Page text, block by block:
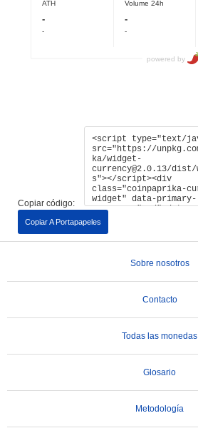
Copiar código:
Copiar A Portapapeles
Sobre nosotros
Contacto
Todas las monedas
Glosario
Metodología